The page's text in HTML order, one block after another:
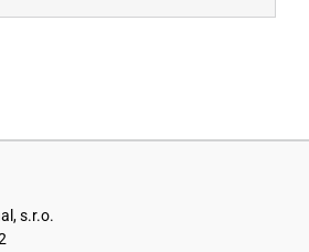
s.r.o.